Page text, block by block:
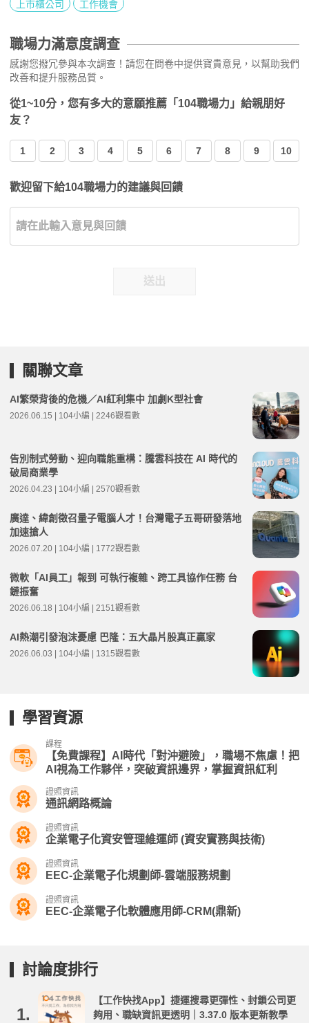
上市櫃公司 工作機會
職場力滿意度調查
感謝您撥冗參與本次調查！請您在問卷中提供寶貴意見，以幫助我們
改善和提升服務品質。
從1~10分，您有多大的意願推薦「104職場力」給親朋好
友？
1 2 3 4 5 6 7 8 9 10
歡迎留下給104職場力的建議與回饋
送出
關聯文章
AI繁榮背後的危機／AI紅利集中 加劇K型社會
2026.06.15 | 104小編 | 2246觀看數
告別制式勞動、迎向職能重構：騰雲科技在 AI 時代的
破局商業學
2026.04.23 | 104小編 | 2570觀看數
廣達、緯創徵召量子電腦人才！台灣電子五哥研發落地
加速搶人
2026.07.20 | 104小編 | 1772觀看數
微軟「AI員工」報到 可執行複雜、跨工具協作任務 台
鏈振奮
2026.06.18 | 104小編 | 2151觀看數
AI熱潮引發泡沫憂慮 巴隆：五大晶片股真正贏家
2026.06.03 | 104小編 | 1315觀看數
學習資源
課程
【免費課程】AI時代「對沖避險」，職場不焦慮！把
AI視為工作夥伴，突破資訊邊界，掌握資訊紅利
證照資訊
通訊網路概論
證照資訊
企業電子化資安管理維運師 (資安實務與技術)
證照資訊
EEC-企業電子化規劃師-雲端服務規劃
證照資訊
EEC-企業電子化軟體應用師-CRM(鼎新)
討論度排行
1.
【工作快找App】捷運搜尋更彈性、封鎖公司更
夠用、職缺資訊更透明｜3.37.0 版本更新教學